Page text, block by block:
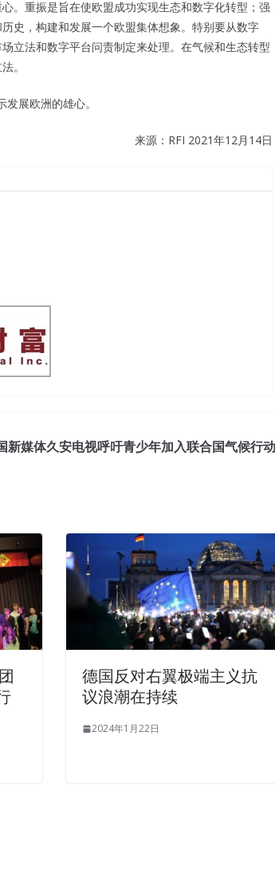
。重振是旨在使欧盟成功实现生态和数字化转型；强
史，构建和发展一个欧盟集体想象。特别要从数字
立法和数字平台问责制定来处理。在气候和生态转型
。
展欧洲的雄心。
来源：RFI 2021年12月14日
新媒体久安电视呼吁青少年加入联合国气候行
德国反对右翼极端主义抗
议浪潮在持续
2024年1月22日